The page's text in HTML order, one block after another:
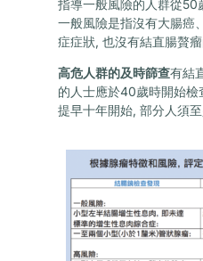
指導一般風險的人群從50
一般風險是指沒有大腸癌
症症狀, 也沒有結直腸贅瘤
高危人群的及時篩查有結
的人士應於40歲時開始
提早十年開始, 部分人須至